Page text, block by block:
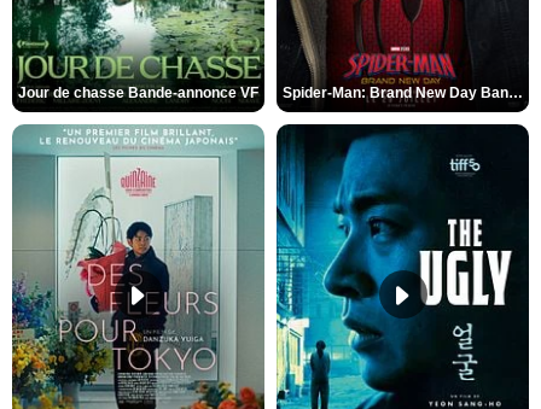
Jour de chasse Bande-annonce VF Spider-Man: Brand New Day Bande-annonce (3) VO STFR